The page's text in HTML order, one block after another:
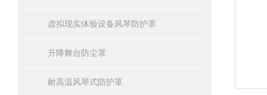
虚拟现实体验设备风琴防护罩
升降舞台防尘罩
耐高温风琴式防护罩